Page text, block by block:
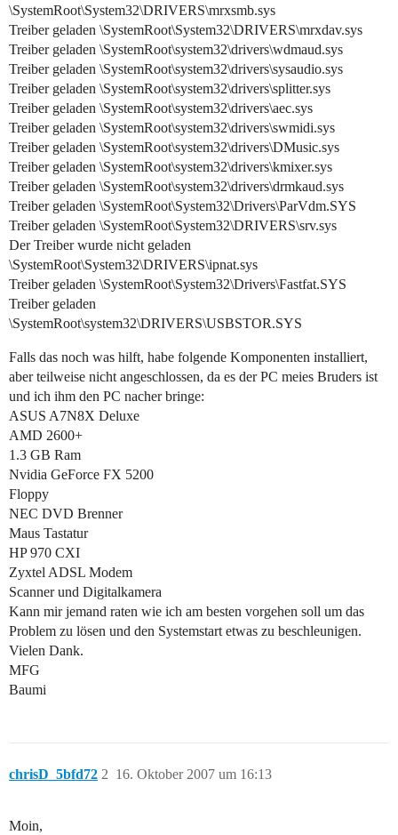
\SystemRoot\System32\DRIVERS\mrxsmb.sys
Treiber geladen \SystemRoot\System32\DRIVERS\mrxdav.sys
Treiber geladen \SystemRoot\system32\drivers\wdmaud.sys
Treiber geladen \SystemRoot\system32\drivers\sysaudio.sys
Treiber geladen \SystemRoot\system32\drivers\splitter.sys
Treiber geladen \SystemRoot\system32\drivers\aec.sys
Treiber geladen \SystemRoot\system32\drivers\swmidi.sys
Treiber geladen \SystemRoot\system32\drivers\DMusic.sys
Treiber geladen \SystemRoot\system32\drivers\kmixer.sys
Treiber geladen \SystemRoot\system32\drivers\drmkaud.sys
Treiber geladen \SystemRoot\System32\Drivers\ParVdm.SYS
Treiber geladen \SystemRoot\System32\DRIVERS\srv.sys
Der Treiber wurde nicht geladen
\SystemRoot\System32\DRIVERS\ipnat.sys
Treiber geladen \SystemRoot\System32\Drivers\Fastfat.SYS
Treiber geladen
\SystemRoot\system32\DRIVERS\USBSTOR.SYS
Falls das noch was hilft, habe folgende Komponenten installiert,
aber teilweise nicht angeschlossen, da es der PC meies Bruders ist
und ich ihm den PC nacher bringe:
ASUS A7N8X Deluxe
AMD 2600+
1.3 GB Ram
Nvidia GeForce FX 5200
Floppy
NEC DVD Brenner
Maus Tastatur
HP 970 CXI
Zyxtel ADSL Modem
Scanner und Digitalkamera
Kann mir jemand raten wie ich am besten vorgehen soll um das
Problem zu lösen und den Systemstart etwas zu beschleunigen.
Vielen Dank.
MFG
Baumi
chrisD_5bfd72 16. Oktober 2007 um 16:13
2
Moin,